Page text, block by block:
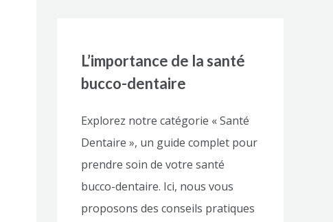
L’importance de la santé
bucco-dentaire
Explorez notre catégorie « Santé
Dentaire », un guide complet pour
prendre soin de votre santé
bucco-dentaire. Ici, nous vous
proposons des conseils pratiques